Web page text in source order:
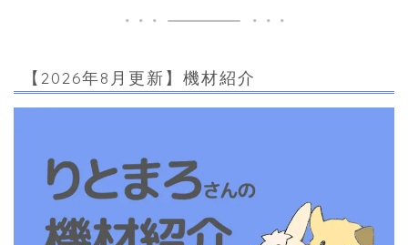
【2026年8月更新】機材紹介